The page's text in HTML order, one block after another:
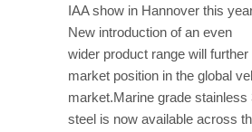
IAA show in Hannover this
New introduction of an even
wider product range will
market position in the global
market.Marine grade stainless
steel is now available across